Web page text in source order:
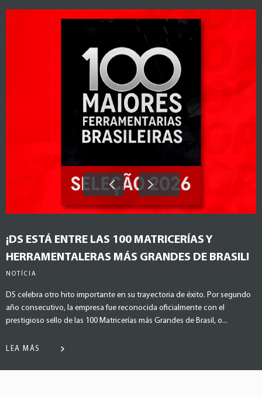
¡DS ESTÁ ENTRE LAS 100 MATRICERÍAS Y
HERRAMENTALERAS MÁS GRANDES DE BRASIL!
NOTÍCIA
DS celebra otro hito importante en su trayectoria de éxito. Por segundo
año consecutivo, la empresa fue reconocida oficialmente con el
prestigioso sello de las 100 Matricerías más Grandes de Brasil, o...
LEA MÁS